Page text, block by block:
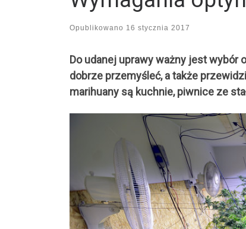
Opublikowano 16 stycznia 2017
Do udanej uprawy ważny jest
dobrze przemyśleć, a także
marihuany są kuchnie, piwnice ze